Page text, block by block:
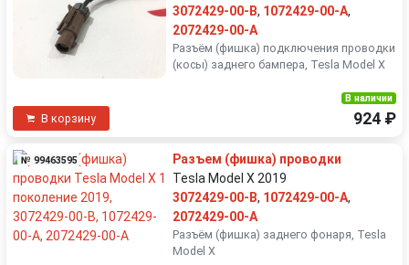
3072429-00-B, 1072429-00-A,
2072429-00-A
Разъëм (фишка) подключения проводки
(косы) заднего бампера, Tesla Model X
В корзину
В наличии
924 ₽
№ 99463595
Разъем (фишка) проводки
Tesla Model X 2019
3072429-00-B, 1072429-00-A,
2072429-00-A
Разъëм (фишка) заднего фонаря, Tesla
Model X